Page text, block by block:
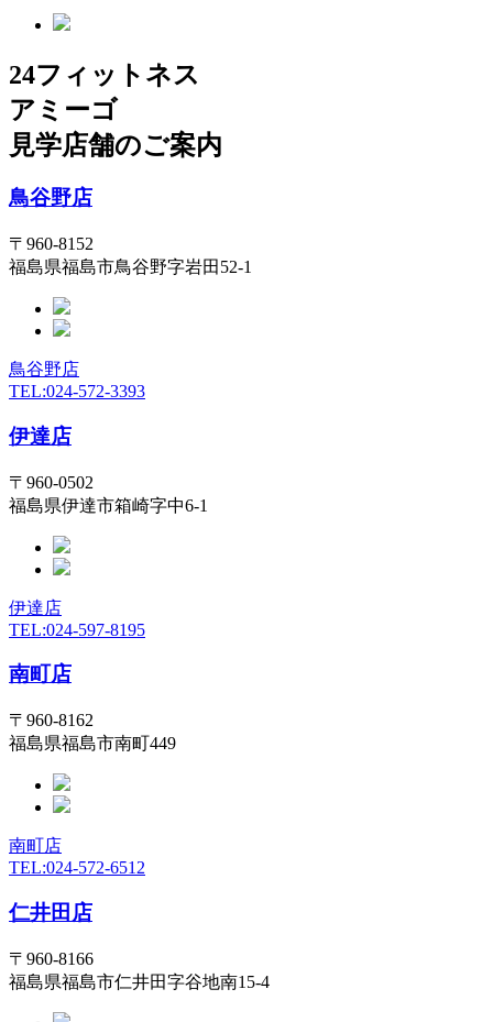
24フィットネス
アミーゴ
見学店舗のご案内
鳥谷野店
〒960-8152
福島県福島市鳥谷野字岩田52-1
鳥谷野店
TEL:024-572-3393
伊達店
〒960-0502
福島県伊達市箱崎字中6-1
伊達店
TEL:024-597-8195
南町店
〒960-8162
福島県福島市南町449
南町店
TEL:024-572-6512
仁井田店
〒960-8166
福島県福島市仁井田字谷地南15-4